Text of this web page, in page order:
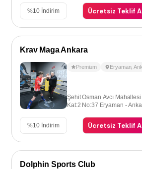
%10 İndirim Ücretsiz Teklif
Krav Maga Ankara
Premium Eryaman,
Şehit Osman Avcı
Kat:2 No:37 Eryaman -
%10 İndirim Ücretsiz Teklif
Dolphin Sports Club